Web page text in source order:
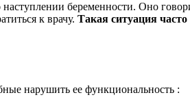
беременности. Оно
к врачу. Такая ситуация часто
нарушить ее функциональность :